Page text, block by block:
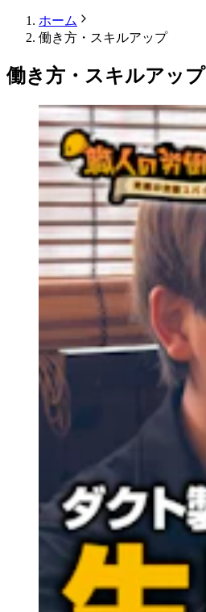
ホーム
働き方・スキルアップ
働き方・スキルアップ